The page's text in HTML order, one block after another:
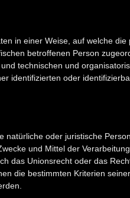
in einer Weise, auf welche
betroffenen Person
technischen und
identifizierten oder
natürliche oder juristische
und Mittel der
das Unionsrecht oder das
die bestimmten Kriterien